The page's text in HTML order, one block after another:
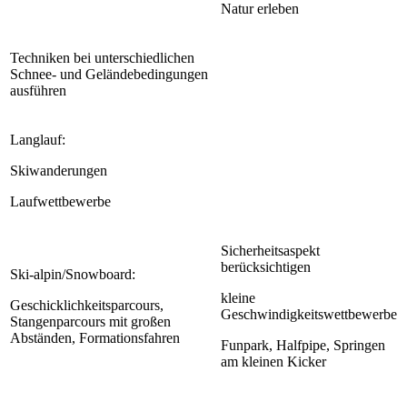
Natur erleben
Techniken bei unterschiedlichen
Schnee- und Geländebedingungen
ausführen
Langlauf:
Skiwanderungen
Laufwettbewerbe
Ski-alpin/Snowboard:
Geschicklichkeitsparcours,
Stangenparcours mit großen
Abständen, Formationsfahren
Sicherheitsaspekt
berücksichtigen
kleine
Geschwindigkeitswettbewerbe
Funpark, Halfpipe, Springen
am kleinen Kicker